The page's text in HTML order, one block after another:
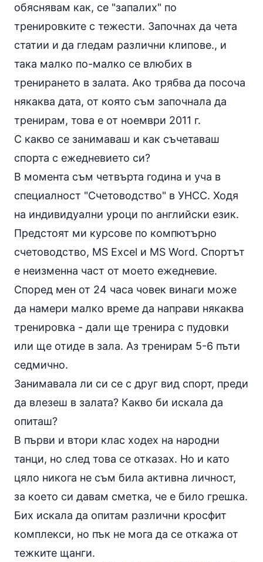
обяснявам как, се "запалих" по
тренировките с тежести. Започнах да чета
статии и да гледам различни клипове., и
така малко по-малко се влюбих в
тренирането в залата. Ако трябва да посоча
някаква дата, от която съм започнала да
тренирам, това е от ноември 2011 г.
С какво се занимаваш и как съчетаваш
спорта с ежедневието си?
В момента съм четвърта година и уча в
специалност "Счетоводство" в УНСС. Ходя
на индивидуални уроци по английски език.
Предстоят ми курсове по компютърно
счетоводство, MS Excel и MS Word. Спортът
е неизменна част от моето ежедневие.
Според мен от 24 часа човек винаги може
да намери малко време да направи някаква
тренировка - дали ще тренира с пудовки
или ще отиде в зала. Аз тренирам 5-6 пъти
седмично.
Занимавала ли си се с друг вид спорт, преди
да влезеш в залата? Какво би искала да
опиташ?
В първи и втори клас ходех на народни
танци, но след това се отказах. Но и като
цяло никога не съм била активна личност,
за което си давам сметка, че е било грешка.
Бих искала да опитам различни кросфит
комплекси, но пък не мога да се откажа от
тежките щанги.